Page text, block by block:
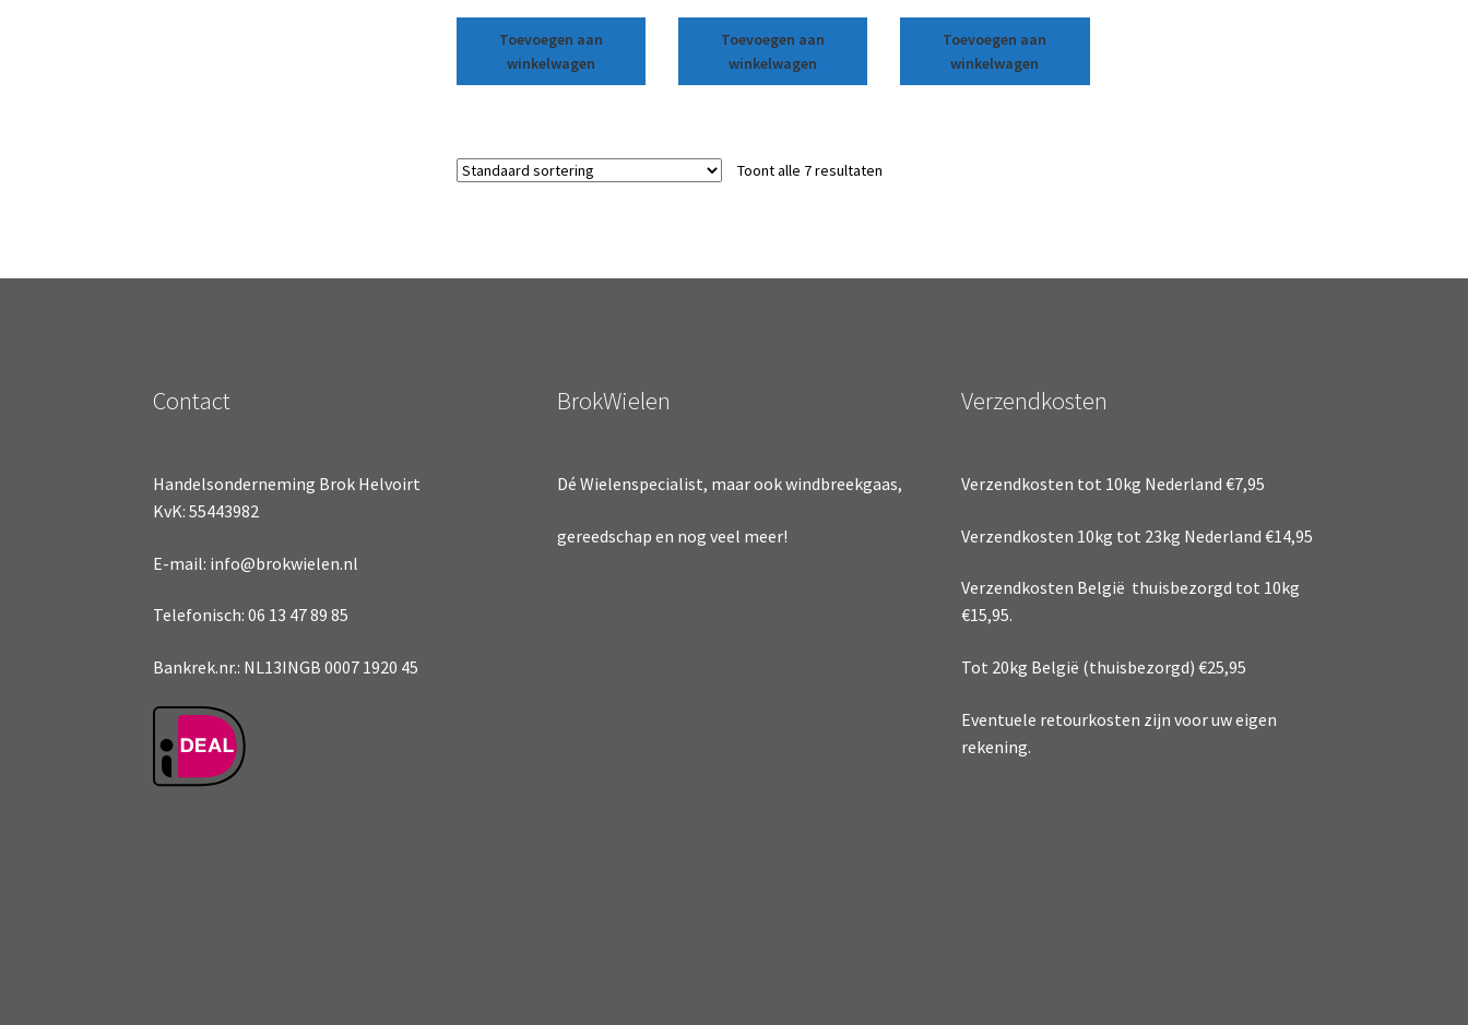
Toevoegen aan
winkelwagen
Toevoegen aan
winkelwagen
Toevoegen aan
winkelwagen
Toont alle 7 resultaten
Contact
Handelsonderneming Brok Helvoirt
KvK: 55443982
E-mail: info@brokwielen.nl
Telefonisch: 06 13 47 89 85
Bankrek.nr.: NL13INGB 0007 1920 45
BrokWielen
Dé Wielenspecialist, maar ook windbreekgaas,
gereedschap en nog veel meer!
Verzendkosten
Verzendkosten tot 10kg Nederland €7,95
Verzendkosten 10kg tot 23kg Nederland €14,95
Verzendkosten België thuisbezorgd tot 10kg
€15,95.
Tot 20kg België (thuisbezorgd) €25,95
Eventuele retourkosten zijn voor uw eigen
rekening.